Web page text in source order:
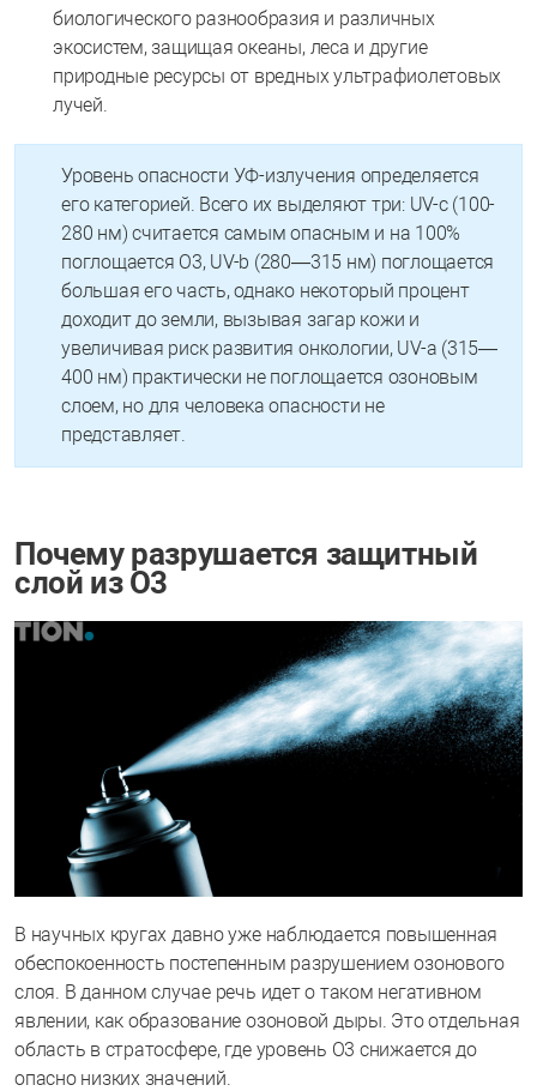
биологического разнообразия и различных
экосистем, защищая океаны, леса и другие
природные ресурсы от вредных ультрафиолетовых
лучей.
Уровень опасности УФ-излучения определяется
его категорией. Всего их выделяют три: UV-c (100-
280 нм) считается самым опасным и на 100%
поглощается О3, UV-b (280—315 нм) поглощается
большая его часть, однако некоторый процент
доходит до земли, вызывая загар кожи и
увеличивая риск развития онкологии, UV-a (315—
400 нм) практически не поглощается озоновым
слоем, но для человека опасности не
представляет.
Почему разрушается защитный
слой из О3
В научных кругах давно уже наблюдается повышенная
обеспокоенность постепенным разрушением озонового
слоя. В данном случае речь идет о таком негативном
явлении, как образование озоновой дыры. Это отдельная
область в стратосфере, где уровень О3 снижается до
опасно низких значений.